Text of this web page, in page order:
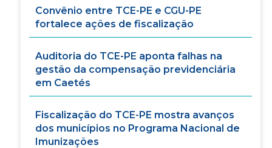
Convênio entre TCE-PE e CGU-PE
fortalece ações de fiscalização
Auditoria do TCE-PE aponta falhas na
gestão da compensação previdenciária
em Caetés
Fiscalização do TCE-PE mostra avanços
dos municípios no Programa Nacional de
Imunizações